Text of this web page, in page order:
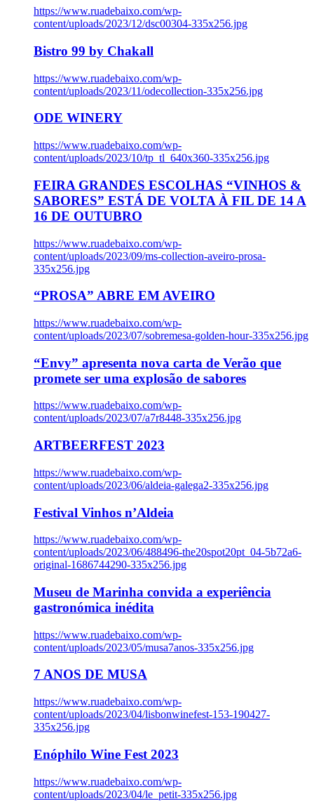
https://www.ruadebaixo.com/wp-
content/uploads/2023/12/dsc00304-335x256.jpg
Bistro 99 by Chakall
https://www.ruadebaixo.com/wp-
content/uploads/2023/11/odecollection-335x256.jpg
ODE WINERY
https://www.ruadebaixo.com/wp-
content/uploads/2023/10/tp_tl_640x360-335x256.jpg
FEIRA GRANDES ESCOLHAS “VINHOS &
SABORES” ESTÁ DE VOLTA À FIL DE 14 A
16 DE OUTUBRO
https://www.ruadebaixo.com/wp-
content/uploads/2023/09/ms-collection-aveiro-prosa-
335x256.jpg
“PROSA” ABRE EM AVEIRO
https://www.ruadebaixo.com/wp-
content/uploads/2023/07/sobremesa-golden-hour-335x256.jpg
“Envy” apresenta nova carta de Verão que
promete ser uma explosão de sabores
https://www.ruadebaixo.com/wp-
content/uploads/2023/07/a7r8448-335x256.jpg
ARTBEERFEST 2023
https://www.ruadebaixo.com/wp-
content/uploads/2023/06/aldeia-galega2-335x256.jpg
Festival Vinhos n’Aldeia
https://www.ruadebaixo.com/wp-
content/uploads/2023/06/488496-the20spot20pt_04-5b72a6-
original-1686744290-335x256.jpg
Museu de Marinha convida a experiência
gastronómica inédita
https://www.ruadebaixo.com/wp-
content/uploads/2023/05/musa7anos-335x256.jpg
7 ANOS DE MUSA
https://www.ruadebaixo.com/wp-
content/uploads/2023/04/lisbonwinefest-153-190427-
335x256.jpg
Enóphilo Wine Fest 2023
https://www.ruadebaixo.com/wp-
content/uploads/2023/04/le_petit-335x256.jpg